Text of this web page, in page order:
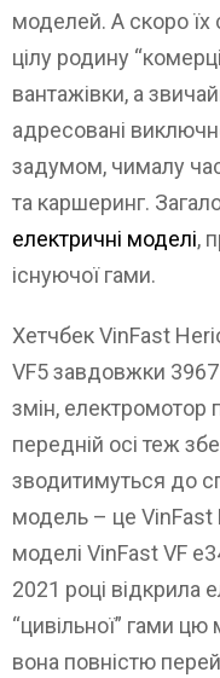
моделей. А скоро
цілу родину
вантажівки, а
адресовані
задумом, чималу
та каршеринг.
електричні моделі,
існуючої гами.
Хетчбек VinFast
VF5 завдовжки
змін, електромотор
передній осі теж
зводитимуться до
модель – це VinFast
моделі VinFast VF
2021 році відкрила
“цивільної” гами
вона повністю